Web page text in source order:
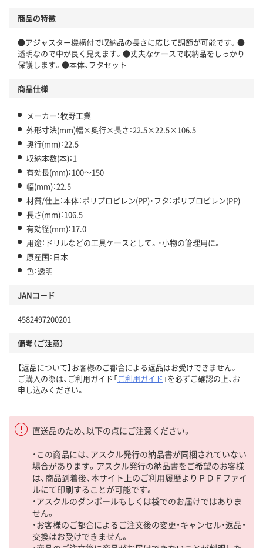
商品の特徴
●アジャスター機構付で収納品の長さに応じて調節が可能です。●
透明なので中が良く見えます。●丈夫なケースで収納品をしっかり
保護します。●本体、フタセット
商品仕様
メーカー：牧野工業
外形寸法(mm)幅×奥行×長さ：22.5×22.5×106.5
奥行(mm)：22.5
収納本数(本)：1
有効長(mm)：100～150
幅(mm)：22.5
材質/仕上：本体：ポリプロピレン(PP)・フタ：ポリプロピレン(PP)
長さ(mm)：106.5
有効径(mm)：17.0
用途：ドリルなどの工具ケースとして。・小物の管理用に。
原産国：日本
色：透明
JANコード
4582497200201
備考（ご注意）
【返品について】お客様のご都合による返品はお受けできません。
ご購入の際は、ご利用ガイド「ご利用ガイド 」を必ずご確認の上、お
申し込みください。
直送品のため、以下の点にご注意ください。
・この商品には、アスクル発行の納品書が同梱されていない
場合があります。アスクル発行の納品書をご希望のお客様
は、商品到着後、本サイト上のご利用履歴よりＰＤＦファイ
ルにて印刷することが可能です。
・アスクルのダンボールもしくは袋でのお届けではありま
せん。
・お客様のご都合によるご注文後の変更・キャンセル・返品・
交換はお受けできません。